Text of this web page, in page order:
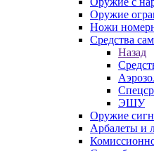
Оружие
Ножи
Средства
Назад
ЭШУ
Оружие
Арбалеты и